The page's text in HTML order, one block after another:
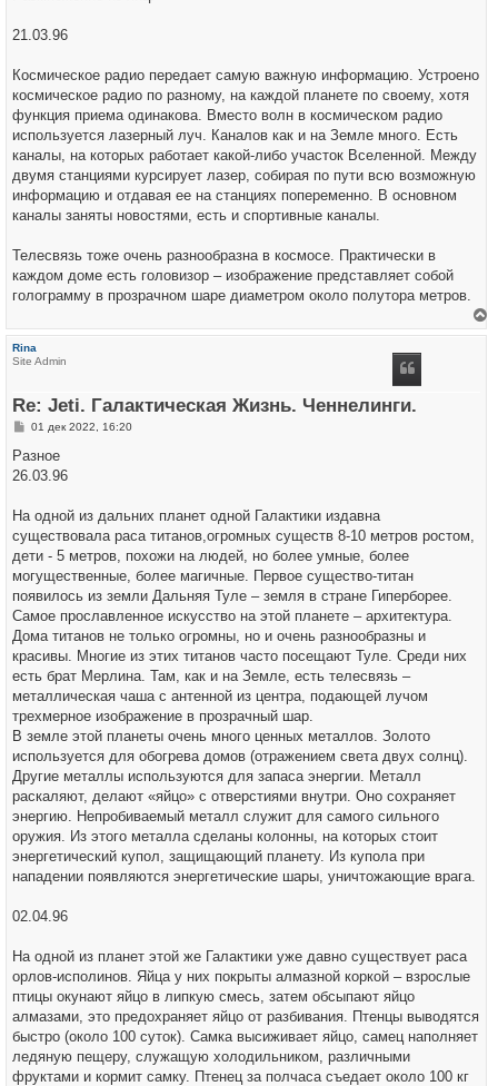
21.03.96
Космическое радио передает самую важную информацию. Устроено
космическое радио по разному, на каждой планете по своему, хотя
функция приема одинакова. Вместо волн в космическом радио
используется лазерный луч. Каналов как и на Земле много. Есть
каналы, на которых работает какой-либо участок Вселенной. Между
двумя станциями курсирует лазер, собирая по пути всю возможную
информацию и отдавая ее на станциях попеременно. В основном
каналы заняты новостями, есть и спортивные каналы.
Телесвязь тоже очень разнообразна в космосе. Практически в
каждом доме есть головизор – изображение представляет собой
голограмму в прозрачном шаре диаметром около полутора метров.
Rina
Site Admin
Re: Jeti. Галактическая Жизнь. Ченнелинги.
С
о
щ
и
е
01 дек 2022, 16:20
Разное
26.03.96
На одной из дальних планет одной Галактики издавна
существовала раса титанов,огромных существ 8-10 метров ростом,
дети - 5 метров, похожи на людей, но более умные, более
могущественные, более магичные. Первое существо-титан
появилось из земли Дальняя Туле – земля в стране Гиперборее.
Самое прославленное искусство на этой планете – архитектура.
Дома титанов не только огромны, но и очень разнообразны и
красивы. Многие из этих титанов часто посещают Туле. Среди них
есть брат Мерлина. Там, как и на Земле, есть телесвязь –
металлическая чаша с антенной из центра, подающей лучом
трехмерное изображение в прозрачный шар.
В земле этой планеты очень много ценных металлов. Золото
используется для обогрева домов (отражением света двух солнц).
Другие металлы используются для запаса энергии. Металл
раскаляют, делают «яйцо» с отверстиями внутри. Оно сохраняет
энергию. Непробиваемый металл служит для самого сильного
оружия. Из этого металла сделаны колонны, на которых стоит
энергетический купол, защищающий планету. Из купола при
нападении появляются энергетические шары, уничтожающие врага.
02.04.96
На одной из планет этой же Галактики уже давно существует раса
орлов-исполинов. Яйца у них покрыты алмазной коркой – взрослые
птицы окунают яйцо в липкую смесь, затем обсыпают яйцо
алмазами, это предохраняет яйцо от разбивания. Птенцы выводятся
быстро (около 100 суток). Самка высиживает яйцо, самец наполняет
ледяную пещеру, служащую холодильником, различными
фруктами и кормит самку. Птенец за полчаса съедает около 100 кг